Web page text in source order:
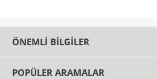
ÖNEMLI BILGILER
POPÜLER ARAMALAR